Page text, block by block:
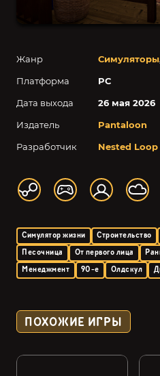
Жанр Симуляторы
Платформа
PC
Дата выхода
26 мая 2026
Издатель
Pantaloon
Разработчик
Nested
Симулятор жизни Строительство
Песочница
От первого лица
Менеджмент
90-е Олдскул
ПОХОЖИЕ ИГРЫ